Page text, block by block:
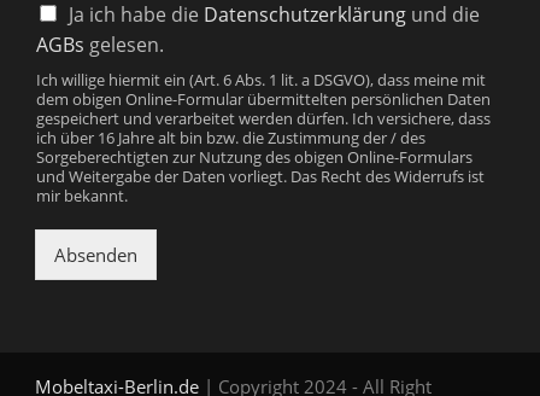
Ja ich habe die Datenschutzerklärung und die
AGBs gelesen.
Ich willige hiermit ein (Art. 6 Abs. 1 lit. a DSGVO), dass meine mit
dem obigen Online-Formular übermittelten persönlichen Daten
gespeichert und verarbeitet werden dürfen. Ich versichere, dass
ich über 16 Jahre alt bin bzw. die Zustimmung der / des
Sorgeberechtigten zur Nutzung des obigen Online-Formulars
und Weitergabe der Daten vorliegt. Das Recht des Widerrufs ist
mir bekannt.
Absenden
Mobeltaxi-Berlin.de | Copyright 2024 - All Right